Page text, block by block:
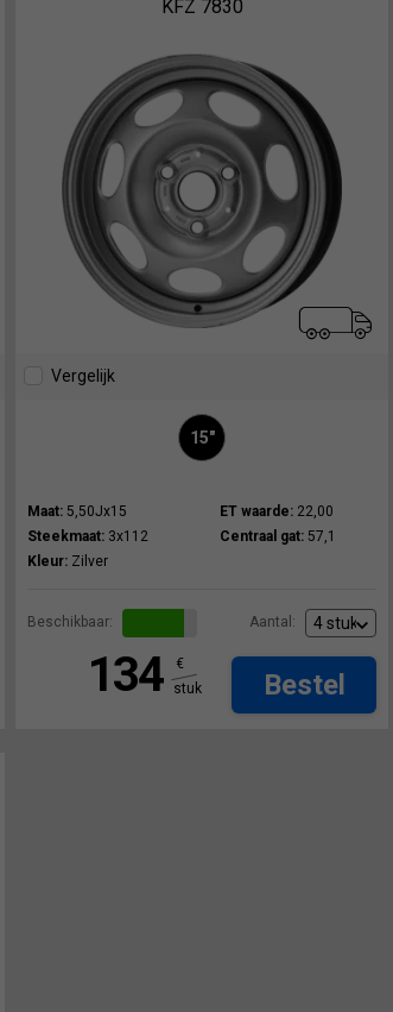
KFZ 7830
Vergelijk
15"
Maat: 5,50Jx15 ET waarde: 22,00
Steekmaat: 3x112 Centraal gat: 57,1
Kleur: Zilver
Beschikbaar: Aantal:
134
€
stuk
Bestel